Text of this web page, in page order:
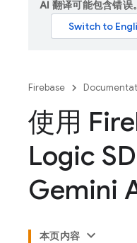
AI 翻译可能包含错误。
Firebase
使用
Logic
Gemini
本页内容